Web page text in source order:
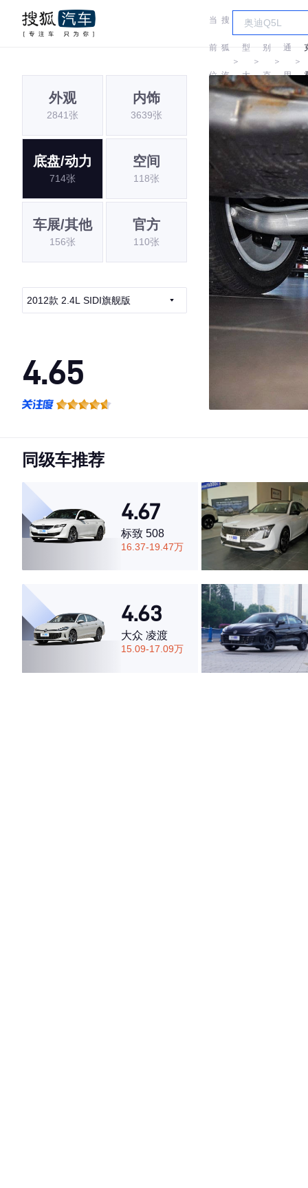
当
前
位
搜
狐
汽
＞
车
型
大
全
＞
别
克
＞
通
用
别
克
＞
外观
2841张
内饰
3639张
底盘/动力
714张
空间
118张
车展/其他
156张
官方
110张
2012款 2.4L SIDI旗舰版
4.65
·空间表现一般，低于52%同级车
同级车推荐
4.67
标致 508
16.37-19.47万
4.63
大众 凌渡
15.09-17.09万